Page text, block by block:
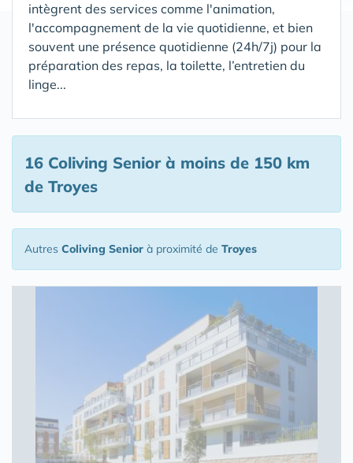
intègrent des services comme l'animation,
l'accompagnement de la vie quotidienne, et bien
souvent une présence quotidienne (24h/7j) pour la
préparation des repas, la toilette, l’entretien du
linge...
16 Coliving Seniorà moins de 150 km
de Troyes
Autres Coliving Senior à proximité de Troyes